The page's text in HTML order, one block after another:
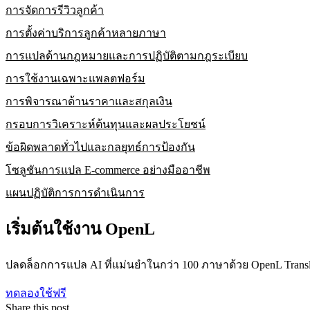
การจัดการรีวิวลูกค้า
การตั้งค่าบริการลูกค้าหลายภาษา
การแปลด้านกฎหมายและการปฏิบัติตามกฎระเบียบ
การใช้งานเฉพาะแพลตฟอร์ม
การพิจารณาด้านราคาและสกุลเงิน
กรอบการวิเคราะห์ต้นทุนและผลประโยชน์
ข้อผิดพลาดทั่วไปและกลยุทธ์การป้องกัน
โซลูชันการแปล E-commerce อย่างมืออาชีพ
แผนปฏิบัติการการดำเนินการ
เริ่มต้นใช้งาน OpenL
ปลดล็อกการแปล AI ที่แม่นยำในกว่า 100 ภาษาด้วย OpenL
ทดลองใช้ฟรี